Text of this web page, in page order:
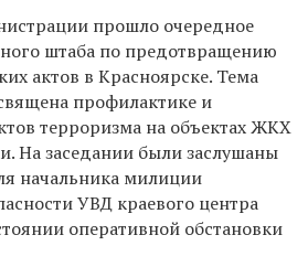
прошло очередное
штаба по предотвращению
актов в Красноярске. Тема
профилактике и
терроризма на объектах ЖКХ
На заседании были заслушаны
начальника милиции
УВД краевого центра
оперативной обстановки